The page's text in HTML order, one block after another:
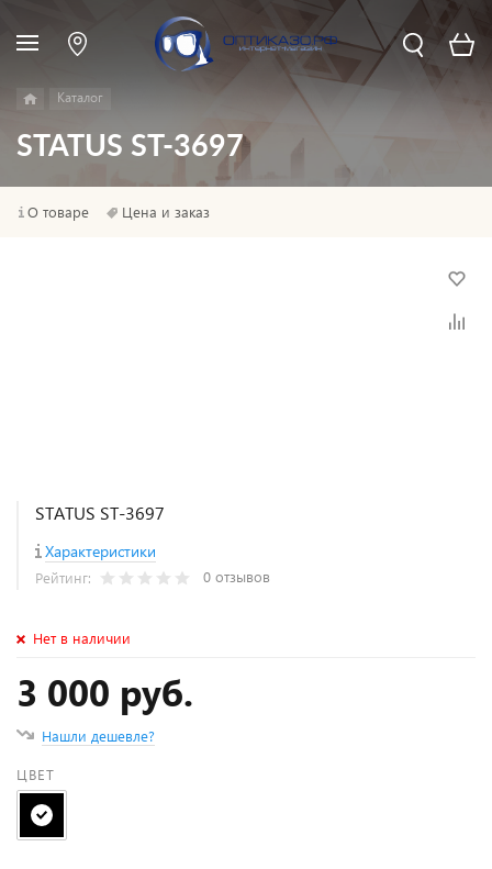
Каталог
STATUS ST-3697
О товаре Цена и заказ
STATUS ST-3697
Характеристики
Рейтинг: 0 отзывов
Нет в наличии
3 000 руб.
Нашли дешевле?
ЦВЕТ